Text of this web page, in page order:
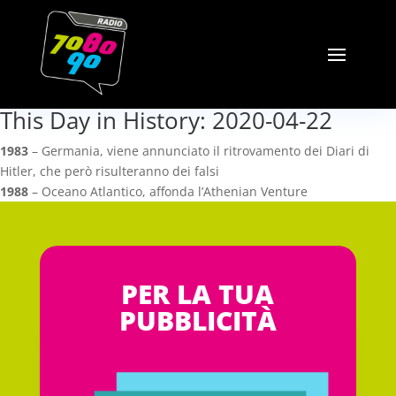
This Day in History: 2020-04-22
1983 – Germania, viene annunciato il ritrovamento dei Diari di
Hitler, che però risulteranno dei falsi
1988 – Oceano Atlantico, affonda l’Athenian Venture
PER LA TUA
PUBBLICITÀ